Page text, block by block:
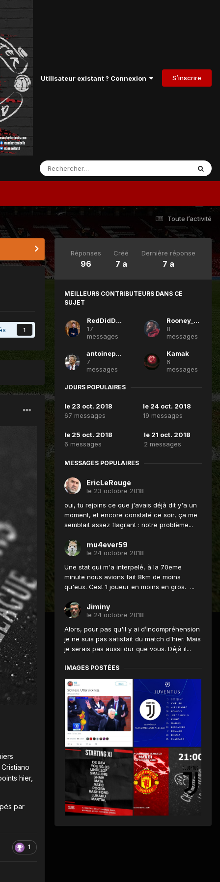
Utilisateur existant ? Connexion S’inscrire
Toute l’activité
1
hier,
par
1
Réponses
96
Créé
7 a
Dernière réponse
7 a
MEILLEURS CONTRIBUTEURS DANS CE
SUJET
RedDidDevil
17
messages
Rooney_24
8
messages
antoinepittet
7
messages
Kamak
6
messages
JOURS POPULAIRES
le 23 oct. 2018
67 messages
le 24 oct. 2018
19 messages
le 25 oct. 2018
6 messages
le 21 oct. 2018
2 messages
MESSAGES POPULAIRES
EricLeRouge
le 23 octobre 2018
oui, tu rejoins ce que j'avais déjà dit y'a un
moment, et encore constaté ce soir, ça me
semblait assez flagrant : notre problème...
mu4ever59
le 24 octobre 2018
Une stat qui m'a interpelé, à la 70eme
minute nous avions fait 8km de moins
qu'eux. Cest 1 joueur en moins en gros. ...
Jiminy
le 24 octobre 2018
Alors, pour pas qu'il y ai d’incompréhension
je ne suis pas satisfait du match d'hier. Mais
je serais pas aussi dur que vous. Déjà il...
IMAGES POSTÉES